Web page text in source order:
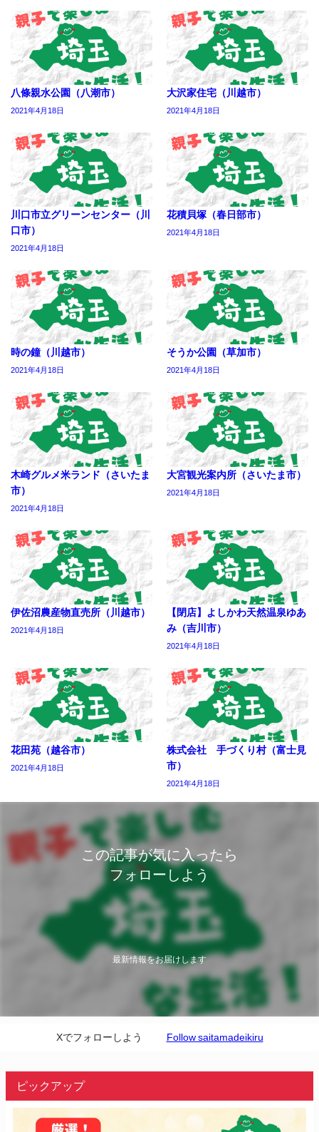
八條親水公園（八潮市）
2021年4月18日
大沢家住宅（川越市）
2021年4月18日
川口市立グリーンセンター（川
口市）
2021年4月18日
花積貝塚（春日部市）
2021年4月18日
時の鐘（川越市）
2021年4月18日
そうか公園（草加市）
2021年4月18日
木崎グルメ米ランド（さいたま
市）
2021年4月18日
大宮観光案内所（さいたま市）
2021年4月18日
伊佐沼農産物直売所（川越市）
2021年4月18日
【閉店】よしかわ天然温泉ゆあ
み（吉川市）
2021年4月18日
花田苑（越谷市）
2021年4月18日
株式会社 手づくり村（富士見
市）
2021年4月18日
この記事が気に入ったら
フォローしよう
最新情報をお届けします
Xでフォローしよう Follow saitamadeikiru
ピックアップ